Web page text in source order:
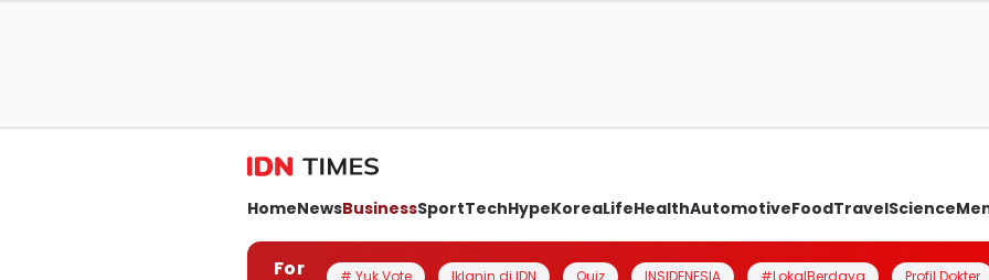
HomeNewsBusinessSportTechHypeKoreaLifeHealthAutomotiveFoodTravelScience
For # Yuk Vote Iklanin di IDN Quiz INSIDENESIA #LokalBerdaya Profil Dokter